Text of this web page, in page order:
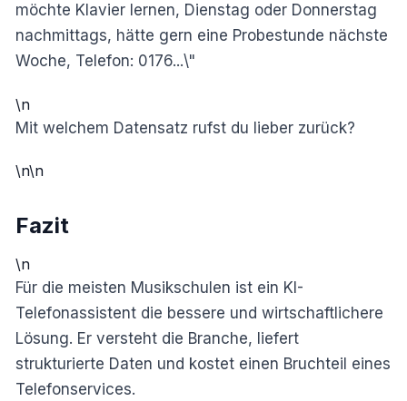
möchte Klavier lernen, Dienstag oder Donnerstag
nachmittags, hätte gern eine Probestunde nächste
Woche, Telefon: 0176...\"
\n
Mit welchem Datensatz rufst du lieber zurück?
\n\n
Fazit
\n
Für die meisten Musikschulen ist ein KI-
Telefonassistent die bessere und wirtschaftlichere
Lösung. Er versteht die Branche, liefert
strukturierte Daten und kostet einen Bruchteil eines
Telefonservices.